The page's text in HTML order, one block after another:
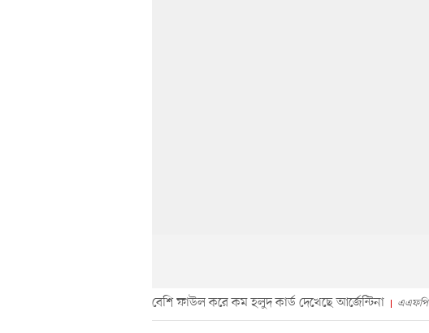
বেশি ফাউল করে কম হলুদ কার্ড দেখেছে আর্জেন্টিনা এএফপি